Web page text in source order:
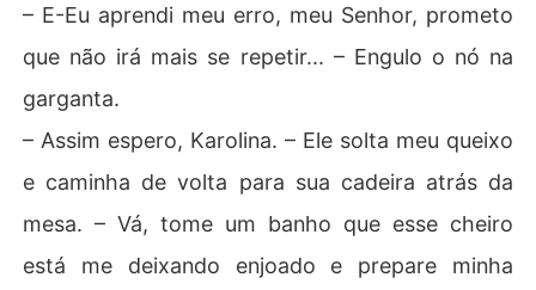
– E-Eu aprendi meu erro, meu Senhor, prometo
que não irá mais se repetir... – Engulo o nó na
garganta.
– Assim espero, Karolina. – Ele solta meu queixo
e caminha de volta para sua cadeira atrás da
mesa. – Vá, tome um banho que esse cheiro
está me deixando enjoado e prepare minha